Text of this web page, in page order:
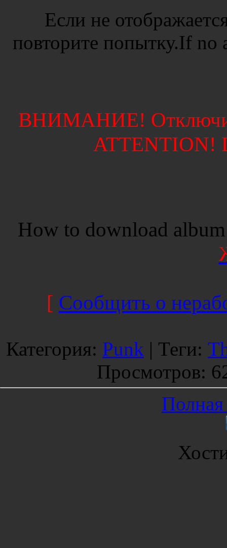
Если не
повторите попытку.If
ВНИМАНИЕ!
ATTENTION!
How to download
[ Сообщить о
Категория: Punk | Теги:
Просмотров:
Полная